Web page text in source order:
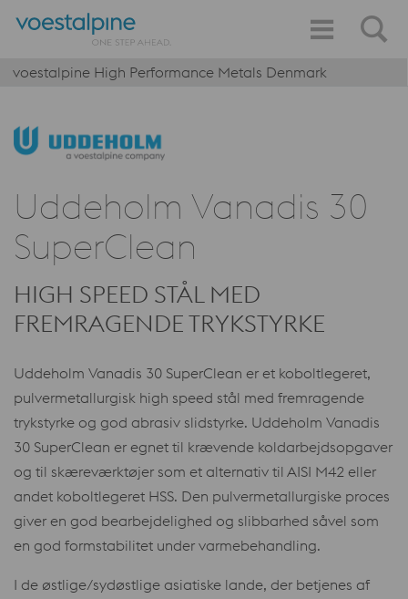
voestalpine High Performance Metals Denmark
Uddeholm Vanadis 30
SuperClean
HIGH SPEED STÅL MED
FREMRAGENDE TRYKSTYRKE
Uddeholm Vanadis 30 SuperClean er et koboltlegeret,
pulvermetallurgisk high speed stål med fremragende
trykstyrke og god abrasiv slidstyrke. Uddeholm Vanadis
30 SuperClean er egnet til krævende koldarbejdsopgaver
og til skæreværktøjer som et alternativ til AISI M42 eller
andet koboltlegeret HSS. Den pulvermetallurgiske proces
giver en god bearbejdelighed og slibbarhed såvel som
en god formstabilitet under varmebehandling.
I de østlige/sydøstlige asiatiske lande, der betjenes af